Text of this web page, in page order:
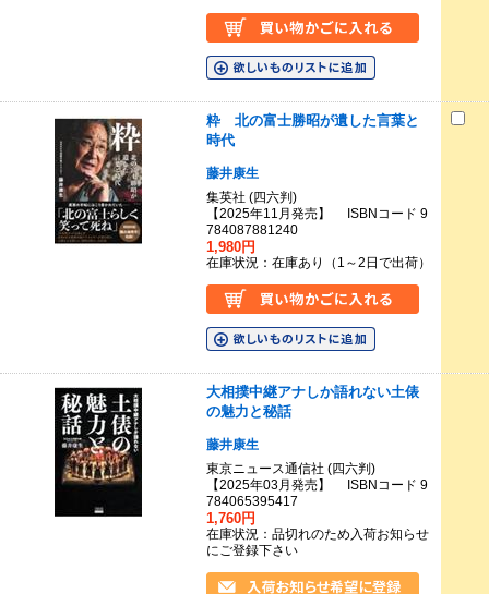
粋 北の富士勝昭が遺した言葉と
時代
藤井康生
集英社 (四六判)
【2025年11月発売】 ISBNコード 9
784087881240
1,980円
在庫状況：在庫あり（1～2日で出荷）
大相撲中継アナしか語れない土俵
の魅力と秘話
藤井康生
東京ニュース通信社 (四六判)
【2025年03月発売】 ISBNコード 9
784065395417
1,760円
在庫状況：品切れのため入荷お知らせ
にご登録下さい